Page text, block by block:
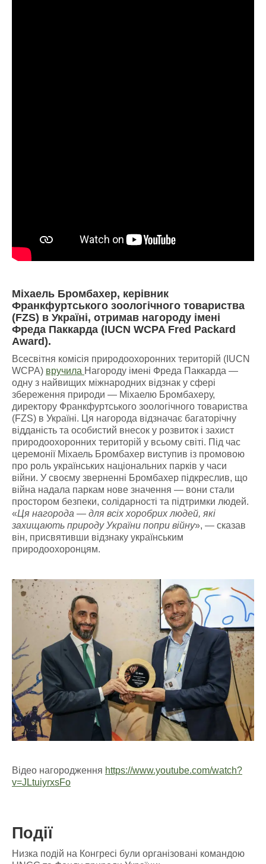
Міхаель Бромбахер, керівник
Франкфуртського зоологічного товариства
(FZS) в Україні, отримав нагороду імені
Фреда Паккарда (IUCN WCPA Fred Packard
Award).
Всесвітня комісія природоохоронних територій (IUCN
WCPA) вручила Нагороду імені Фреда Паккарда —
одну з найвищих міжнародних відзнак у сфері
збереження природи — Міхаелю Бромбахеру,
директору Франкфуртського зоологічного товариства
(FZS) в Україні. Ця нагорода відзначає багаторічну
відданість та особистий внесок у розвиток і захист
природоохоронних територій у всьому світі. Під час
церемонії Міхаель Бромбахер виступив із промовою
про роль українських національних парків у часи
війни. У своєму зверненні Бромбахер підкреслив, що
війна надала паркам нове значення — вони стали
простором безпеки, солідарності та підтримки людей.
«Ця нагорода — для всіх хоробрих людей, які
захищають природу України попри війну», — сказав
він, присвятивши відзнаку українським
природоохоронцям.
Відео нагородження https://www.youtube.com/watch?
v=JLtuiyrxsFo
Події
Низка подій на Конгресі були організовані командою